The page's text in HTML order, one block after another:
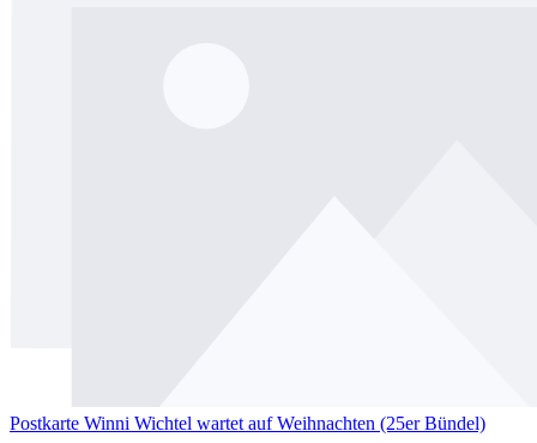
Postkarte Winni Wichtel wartet auf Weihnachten (25er Bündel)